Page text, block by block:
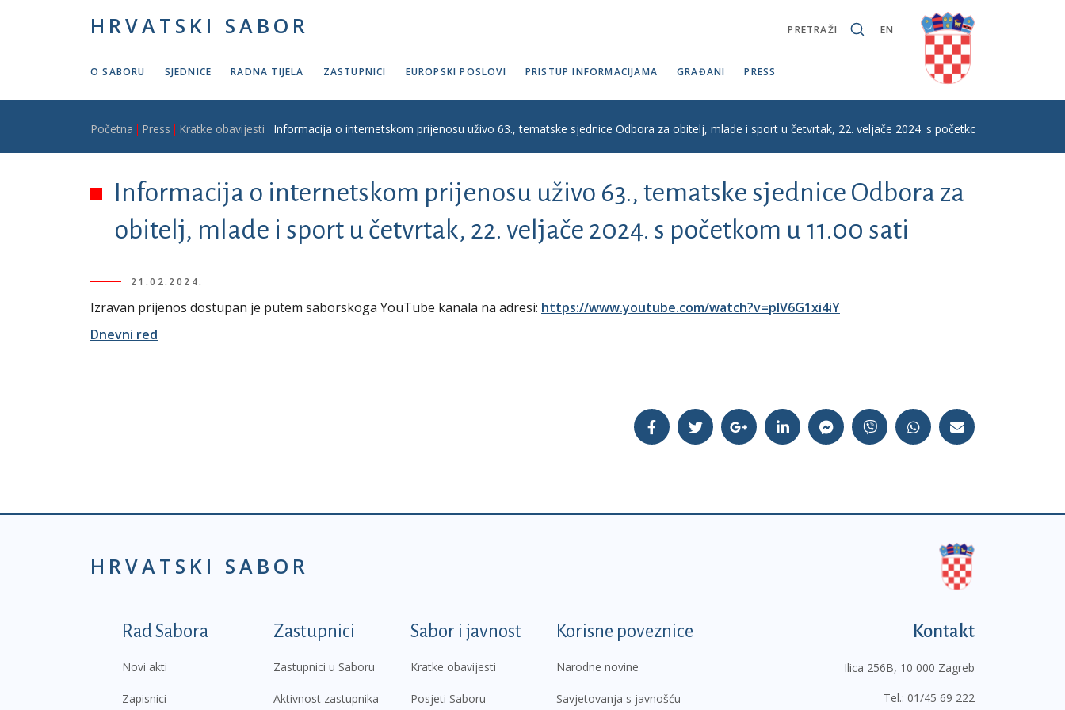
HRVATSKI SABOR EN
PRETRAŽI
O SABORU SJEDNICE RADNA TIJELA ZASTUPNICI EUROPSKI POSLOVI PRISTUP INFORMACIJAMA GRAĐANI PRESS
Breadcrumb
Početna Press Kratke obavijesti Informacija o internetskom prijenosu uživo 63., tematske sjednice Odbora za obitelj, mlade i sport u četvrtak, 22. veljače 2024. s početkom u 11.00 sati
Informacija o internetskom prijenosu uživo 63., tematske sjednice Odbora za
obitelj, mlade i sport u četvrtak, 22. veljače 2024. s početkom u 11.00 sati
21.02.2024.
Izravan prijenos dostupan je putem saborskoga YouTube kanala na adresi: https://www.youtube.com/watch?v=pIV6G1xi4iY
Dnevni red
HRVATSKI SABOR
Podnožje prvi izbornik
Rad Sabora
Novi akti
Zapisnici
Zastupnici
Zastupnici u Saboru
Aktivnost zastupnika
Sabor i javnost
Kratke obavijesti
Posjeti Saboru
Korisne poveznice
Narodne novine
Savjetovanja s javnošću
Kontakt
Ilica 256B, 10 000 Zagreb
Tel.: 01/45 69 222